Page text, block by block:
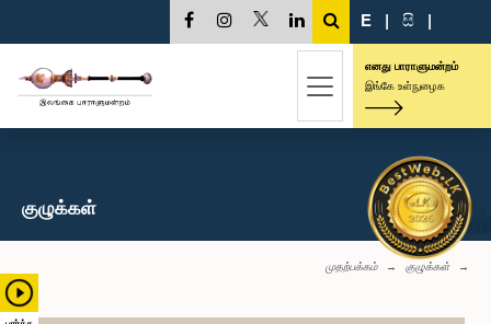
E | සි |
எனது பாராளுமன்றம்
இங்கே உள்நுழைக
குழுக்கள்
முதற்பக்கம் குழுக்கள்